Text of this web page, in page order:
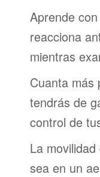
Aprende
reacciona
mientras
Cuanta más
tendrás de
control de
La
sea en un